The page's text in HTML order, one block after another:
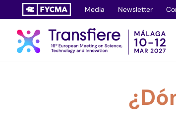
Saltar
al
contenido
Media Newsletter